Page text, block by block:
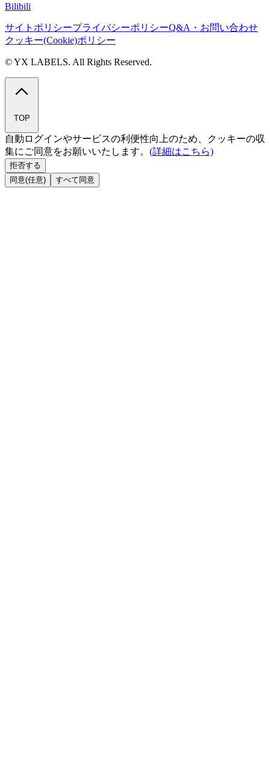
Bilibili
サイトポリシープライバシーポリシーQ&A・お問い合わせ
クッキー(Cookie)ポリシー
© YX LABELS. All Rights Reserved.
TOP
自動ログインやサービスの利便性向上のため、クッキーの収
集にご同意をお願いいたします。 (詳細はこちら)
拒否する
同意(任意)
すべて同意